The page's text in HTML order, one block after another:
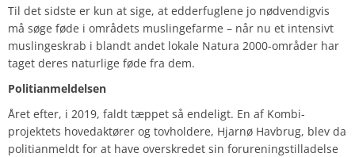
Til det sidste er kun at sige, at edderfuglene jo nødvendigvis
må søge føde i områdets muslingefarme – når nu et intensivt
muslingeskrab i blandt andet lokale Natura 2000-områder har
taget deres naturlige føde fra dem.
Politianmeldelsen
Året efter, i 2019, faldt tæppet så endeligt. En af Kombi-
projektets hovedaktører og tovholdere, Hjarnø Havbrug, blev da
politianmeldt for at have overskredet sin forureningstilladelse